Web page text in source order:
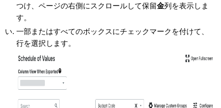
つけ、ページの右側にスクロールして保留金列を表示しま
す。
一部またはすべてのボックスにチェックマークを付けて、
行を選択します。